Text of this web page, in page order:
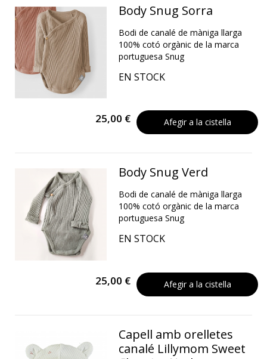
Body Snug Sorra
Bodi de canalé de màniga llarga
100% cotó orgànic de la marca
portuguesa Snug
EN STOCK
25,00 € Afegir a la cistella
Body Snug Verd
Bodi de canalé de màniga llarga
100% cotó orgànic de la marca
portuguesa Snug
EN STOCK
25,00 € Afegir a la cistella
Capell amb orelletes
canalé Lillymom Sweet